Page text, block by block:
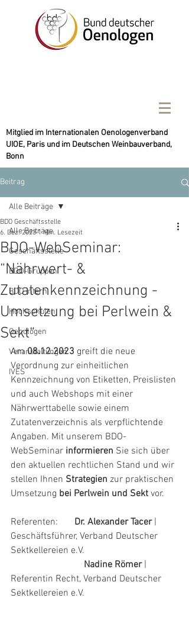
Mitglied im Internationalen Oenologenverband
UIOE, Paris und im Deutschen Weinbauverband,
Bonn
Beitrag
Alle Beiträge
Geschäftsstelle
BDO-Gruppen
BDO intern
Hochschulen
Oenologen
Veranstaltungen
IVES
Alle Beiträge
BDO-WebSeminar:
“Nährwert- &
Zutatenkennzeichnung -
Umsetzung bei Perlwein &
Sekt“
BDO Geschäftsstelle
6. Dez. 2023 1 Min. Lesezeit
Am 08.12.2023 greift die neue
Verordnung zur einheitlichen
Kennzeichnung von Etiketten, Preislisten
und auch Webshops mit einer
Nährwerttabelle sowie einem
Zutatenverzeichnis als verpflichtende
Angaben. Mit unserem BDO-
WebSeminar informieren Sie sich über
den aktuellen rechtlichen Stand und wir
stellen Ihnen Strategien zur praktischen
Umsetzung bei Perlwein und Sekt vor.
Referenten: Dr. Alexander Tacer |
Geschäftsführer, Verband Deutscher
Sektkellereien e.V.
Nadine Römer |
Referentin Recht, Verband Deutscher
Sektkellereien e.V.